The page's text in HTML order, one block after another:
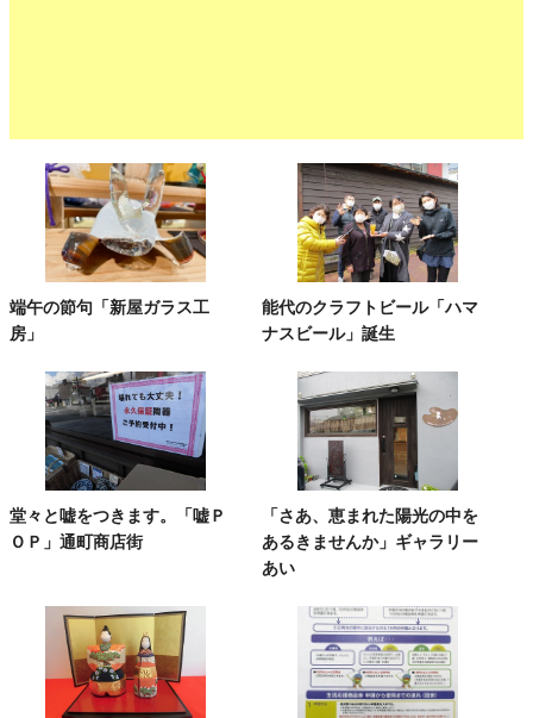
端午の節句「新屋ガラス工
房」
能代のクラフトビール「ハマ
ナスビール」誕生
堂々と嘘をつきます。「嘘Ｐ
ＯＰ」通町商店街
「さあ、恵まれた陽光の中を
あるきませんか」ギャラリー
あい